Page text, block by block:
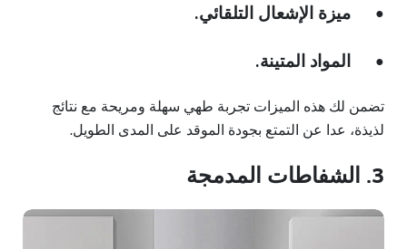
● ميزة الإشعال التلقائي.
● المواد المتينة.
تضمن لك هذه الميزات تجربة طهي سهلة ومريحة مع نتائج
لذيذة، عدا عن التمتع بجودة الموقد على المدى الطويل.
3. الشفاطات المدمجة